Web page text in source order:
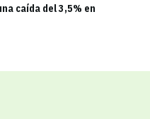
caída del 3,5% en